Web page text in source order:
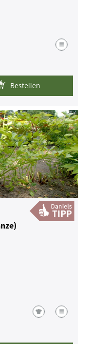
Bestellen